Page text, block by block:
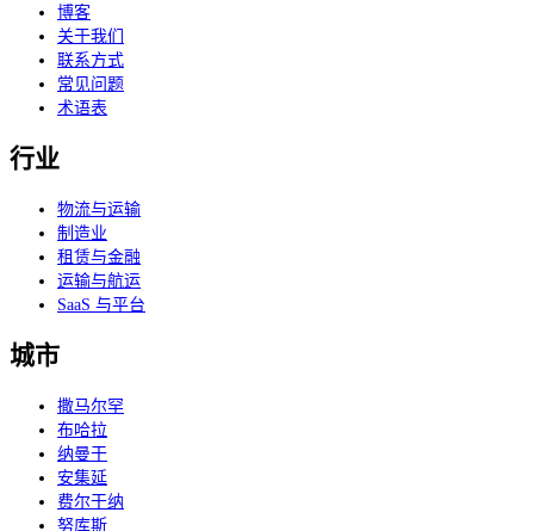
博客
关于我们
联系方式
常见问题
术语表
行业
物流与运输
制造业
租赁与金融
运输与航运
SaaS 与平台
城市
撒马尔罕
布哈拉
纳曼干
安集延
费尔干纳
努库斯